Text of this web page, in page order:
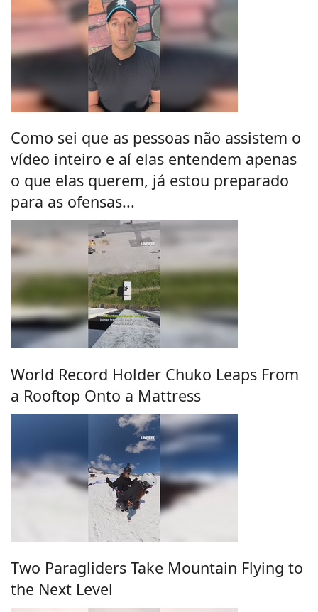
Como sei que as pessoas não assistem o
vídeo inteiro e aí elas entendem apenas
o que elas querem, já estou preparado
para as ofensas...
World Record Holder Chuko Leaps From
a Rooftop Onto a Mattress
Two Paragliders Take Mountain Flying to
the Next Level